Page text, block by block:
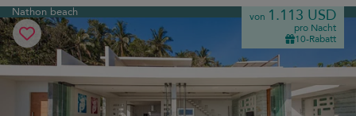
Nathon beach von 1.113 USD
pro Nacht
10-Rabatt